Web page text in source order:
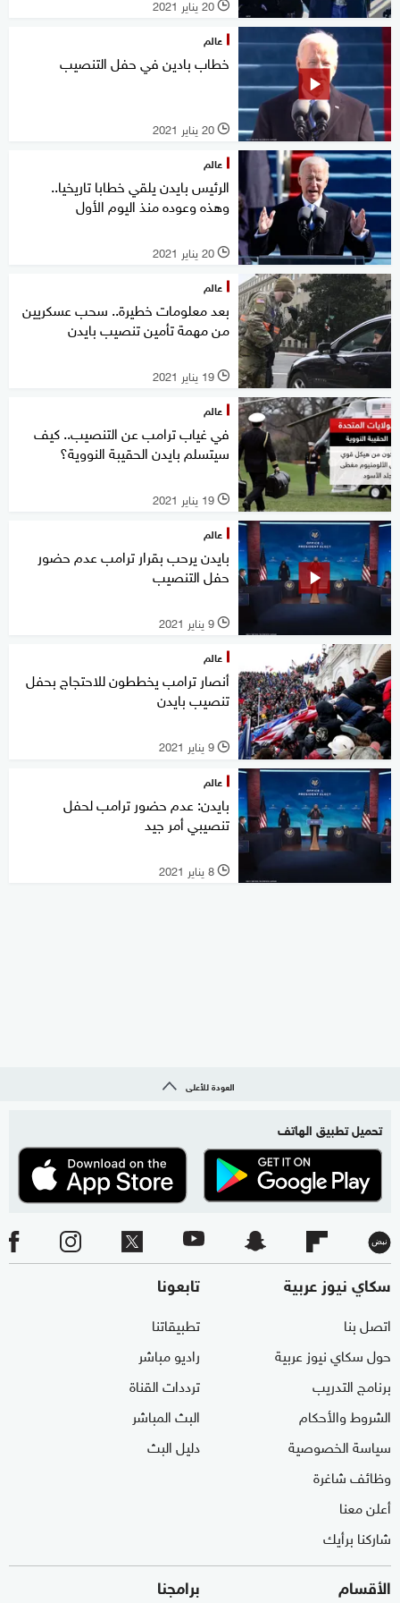
l 20 يناير 2021
عالم
خطاب بادين في حفل التنصيب
l 20 يناير 2021
عالم
الرئيس بايدن يلقي خطابا تاريخيا..
وهذه وعوده منذ اليوم الأول
l 20 يناير 2021
عالم
بعد معلومات خطيرة.. سحب عسكريين
من مهمة تأمين تنصيب بايدن
l 19 يناير 2021
عالم
في غياب ترامب عن التنصيب.. كيف
سيتسلم بايدن الحقيبة النووية؟
l 19 يناير 2021
عالم
بايدن يرحب بقرار ترامب عدم حضور
حفل التنصيب
l 9 يناير 2021
عالم
أنصار ترامب يخططون للاحتجاج بحفل
تنصيب بايدن
l 9 يناير 2021
عالم
بايدن: عدم حضور ترامب لحفل
تنصيبي أمر جيد
l 8 يناير 2021
العودة للأعلى
تحميل تطبيق الهاتف
سكاي نيوز عربية
اتصل بنا
حول سكاي نيوز عربية
برنامج التدريب
الشروط والأحكام
سياسة الخصوصية
وظائف شاغرة
أعلن معنا
شاركنا برأيك
تابعونا
تطبيقاتنا
راديو مباشر
ترددات القناة
البث المباشر
دليل البث
الأقسام برامجنا